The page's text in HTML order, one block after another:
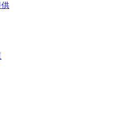
供